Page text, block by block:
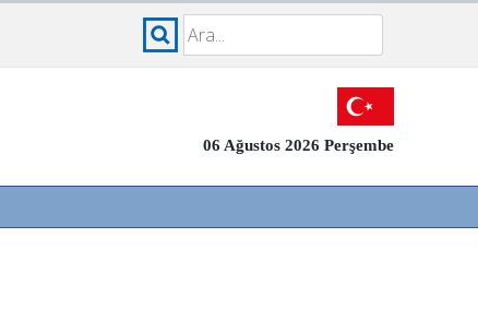
06 Ağustos 2026 Perşembe